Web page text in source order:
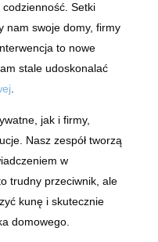
Setki
nam swoje domy, firmy
to nowe
stale udoskonalać
.
jak i firmy,
Nasz zespół tworzą
w
trudny przeciwnik, ale
kunę i skutecznie
domowego.